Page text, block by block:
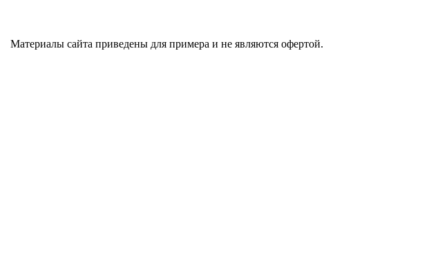
Материалы сайта приведены для примера и не являются офертой.